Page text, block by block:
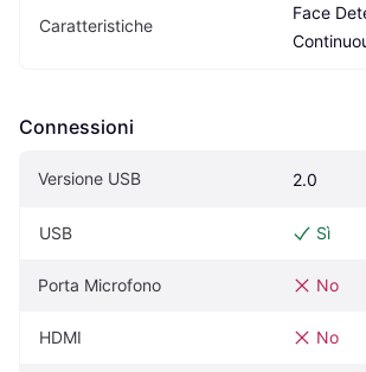
Caratteristiche
Face
Connessioni
Versione USB 2.0
USB Sì
Porta Microfono No
HDMI No